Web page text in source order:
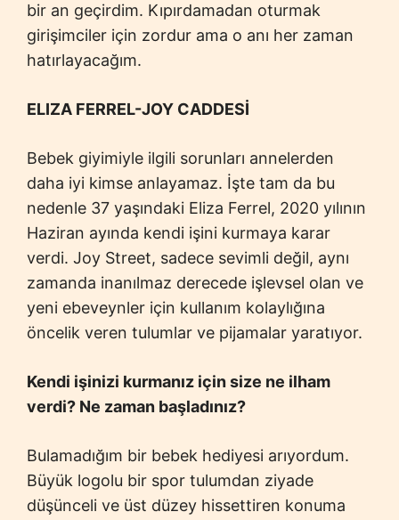
bir an geçirdim. Kıpırdamadan oturmak
girişimciler için zordur ama o anı her zaman
hatırlayacağım.
ELIZA FERREL-JOY CADDESİ
Bebek giyimiyle ilgili sorunları annelerden
daha iyi kimse anlayamaz. İşte tam da bu
nedenle 37 yaşındaki Eliza Ferrel, 2020 yılının
Haziran ayında kendi işini kurmaya karar
verdi. Joy Street, sadece sevimli değil, aynı
zamanda inanılmaz derecede işlevsel olan ve
yeni ebeveynler için kullanım kolaylığına
öncelik veren tulumlar ve pijamalar yaratıyor.
Kendi işinizi kurmanız için size ne ilham
verdi? Ne zaman başladınız?
Bulamadığım bir bebek hediyesi arıyordum.
Büyük logolu bir spor tulumdan ziyade
düşünceli ve üst düzey hissettiren konuma